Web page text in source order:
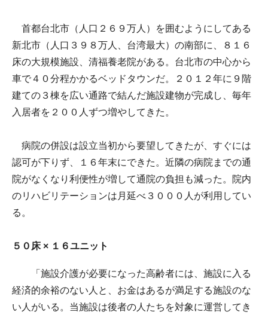
首都台北市（人口２６９万人）を囲むようにしてある
新北市（人口３９８万人、台湾最大）の南部に、８１６
床の大規模施設、清福養老院がある。台北市の中心から
車で４０分程かかるベッドタウンだ。２０１２年に９階
建ての３棟を広い通路で結んだ施設建物が完成し、毎年
入居者を２００人ずつ増やしてきた。
病院の併設は設立当初から要望してきたが、すぐには
認可が下りず、１６年末にできた。近隣の病院までの通
院がなくなり利便性が増して通院の負担も減った。院内
のリハビリテーションは月延べ３０００人が利用してい
る。
５０床 × １６ユニット
「施設介護が必要になった高齢者には、施設に入る
経済的余裕のない人と、お金はあるが満足する施設のな
い人がいる。当施設は後者の人たちを対象に運営してき